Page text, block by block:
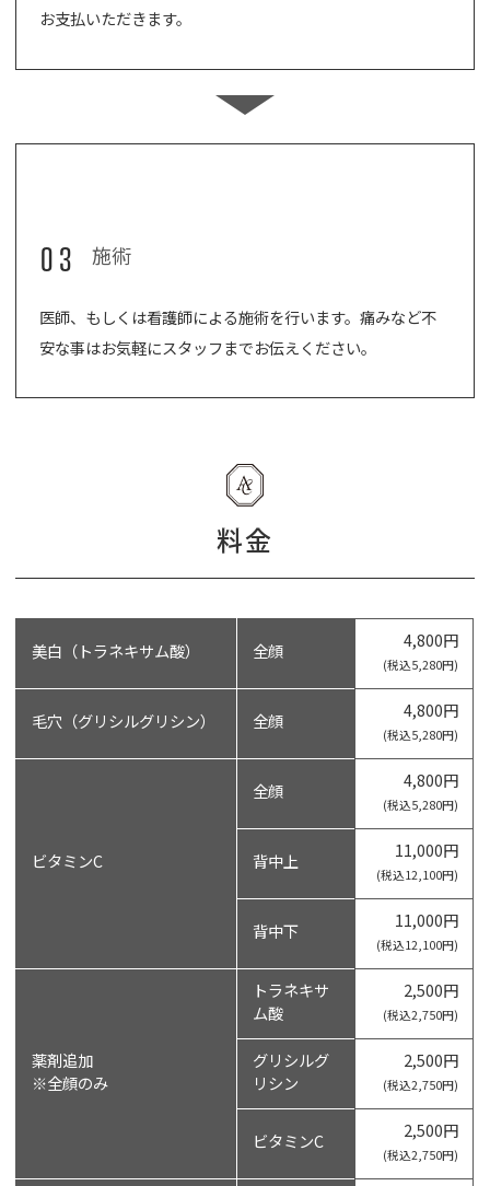
お支払いただきます。
03 施術
医師、もしくは看護師による施術を行います。痛みなど不
安な事はお気軽にスタッフまでお伝えください。
料金
美白（トラネキサム酸） 全顔 4,800円
(税込5,280円)
毛穴（グリシルグリシン） 全顔 4,800円
(税込5,280円)
ビタミンC
全顔 4,800円
(税込5,280円)
背中上 11,000円
(税込12,100円)
背中下 11,000円
(税込12,100円)
薬剤追加
※全顔のみ
トラネキサ
ム酸
2,500円
(税込2,750円)
グリシルグ
リシン
2,500円
(税込2,750円)
ビタミンC 2,500円
(税込2,750円)